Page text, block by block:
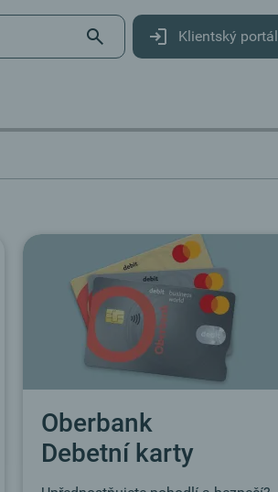
Klientský portál
Oberbank
Debetní karty